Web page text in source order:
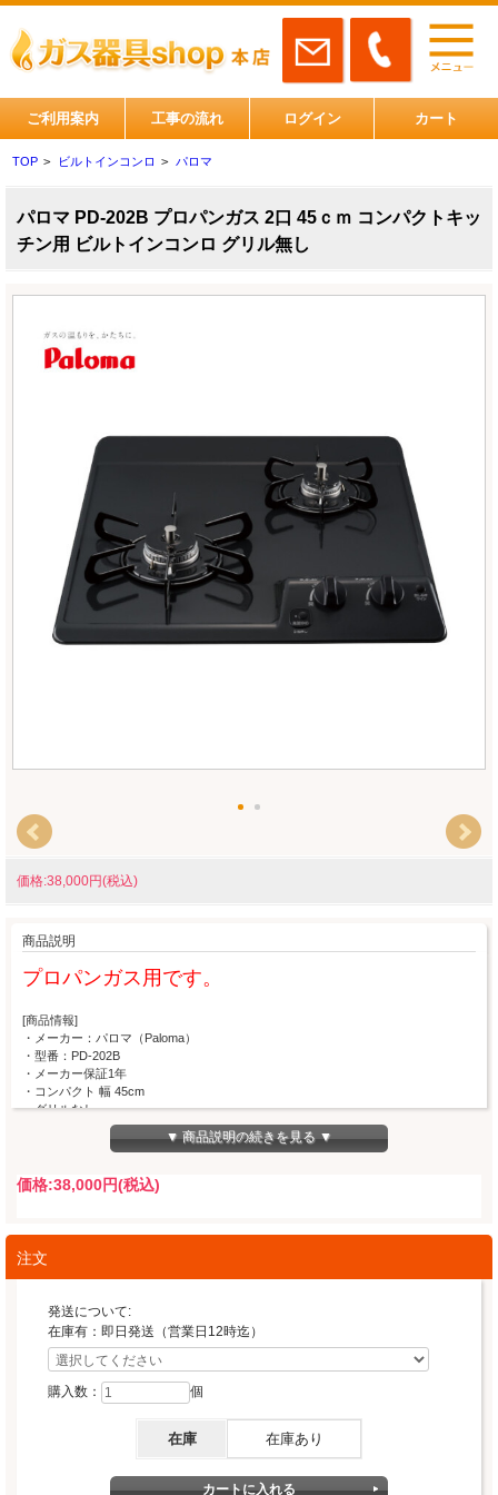
ご利用案内 工事の流れ ログイン カート
TOP > ビルトインコンロ > パロマ
パロマ PD-202B プロパンガス 2口 45ｃｍ コンパクトキッ
チン用 ビルトインコンロ グリル無し
価格:38,000円(税込)
商品説明
プロパンガス用です。
[商品情報]
・メーカー：パロマ（Paloma）
・型番：PD-202B
・メーカー保証1年
・コンパクト 幅 45cm
・グリルなし
・ニュートラルグレー
・さらに安心モード
取り替え、新規取付に関して資格が必要になります
▼ 商品説明の続きを見る ▼
価格:38,000円(税込)
注文
発送について:
在庫有：即日発送（営業日12時迄）
購入数： 個
在庫 在庫あり